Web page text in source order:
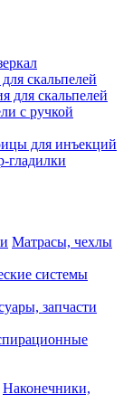
скальпелей
для скальпелей
с ручкой
для инъекций
гладилки
Матрасы, чехлы
системы
запчасти
Наконечники,